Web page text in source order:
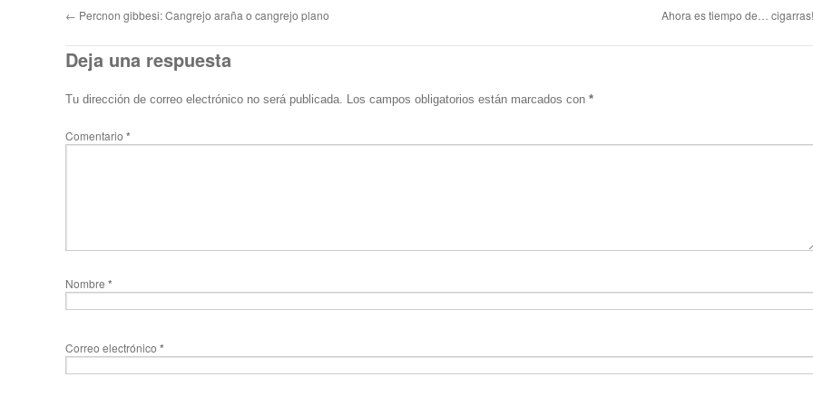
← Percnon gibbesi: Cangrejo araña o cangrejo plano Ahora es tiempo de…
Deja una respuesta
Tu dirección de correo electrónico no será publicada. Los campos obligatorios están marcados con *
Comentario *
Nombre *
Correo electrónico *